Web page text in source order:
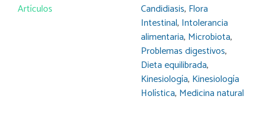
Artículos Candidiasis, Flora
Intestinal, Intolerancia
alimentaria, Microbiota,
Problemas digestivos,
Dieta equilibrada,
Kinesiología, Kinesiología
Holística, Medicina natural